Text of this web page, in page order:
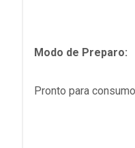
Modo de Preparo:
Pronto para